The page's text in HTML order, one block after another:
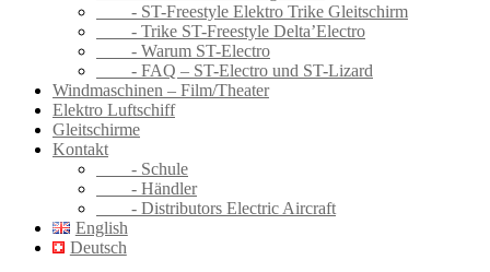
- ST-Freestyle Elektro Trike Gleitschirm
- Trike ST-Freestyle Delta’Electro
- Warum ST-Electro
- FAQ – ST-Electro und ST-Lizard
Windmaschinen – Film/Theater
Elektro Luftschiff
Gleitschirme
Kontakt
- Schule
- Händler
- Distributors Electric Aircraft
English
Deutsch